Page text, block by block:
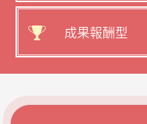
成果報酬型